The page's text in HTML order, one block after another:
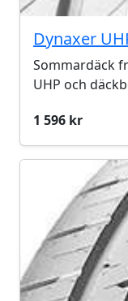
Dynaxer
Sommardäck
UHP och
1 596 kr